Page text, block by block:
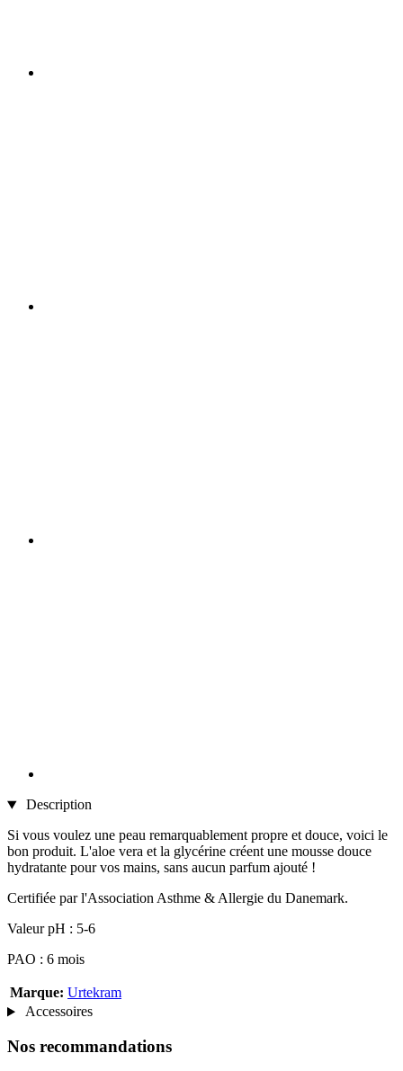
Description
Si vous voulez une peau remarquablement propre et douce, voici le
bon produit. L'aloe vera et la glycérine créent une mousse douce
hydratante pour vos mains, sans aucun parfum ajouté !
Certifiée par l'Association Asthme & Allergie du Danemark.
Valeur pH : 5-6
PAO : 6 mois
Marque: Urtekram
Accessoires
Nos recommandations